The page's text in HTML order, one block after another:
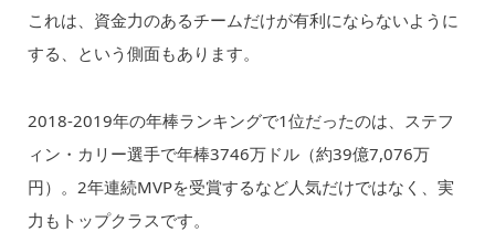
これは、資金力のあるチームだけが有利にならないように
する、という側面もあります。
2018-2019年の年棒ランキングで1位だったのは、ステフ
ィン・カリー選手で年棒3746万ドル（約39億7,076万
円）。2年連続MVPを受賞するなど人気だけではなく、実
力もトップクラスです。